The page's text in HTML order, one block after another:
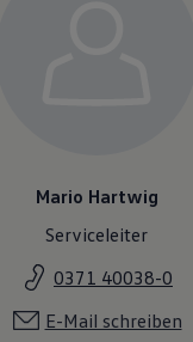
Mario Hartwig
Serviceleiter
0371 40038-0
E-Mail schreiben